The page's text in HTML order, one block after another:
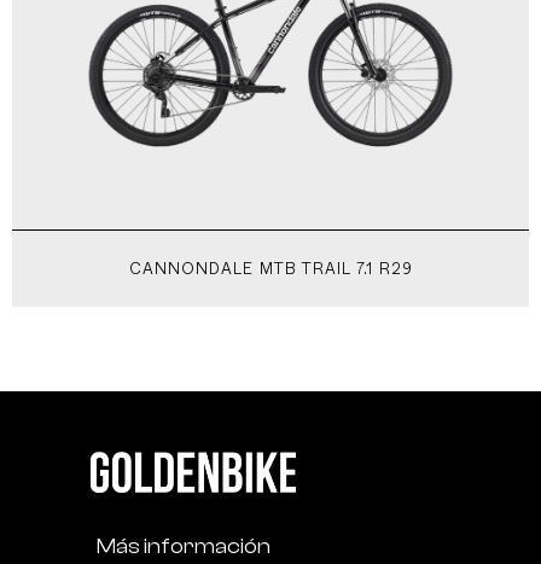
CANNONDALE MTB TRAIL 7.1 R29
Más información